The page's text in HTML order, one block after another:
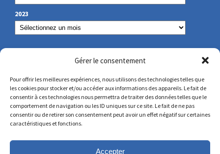
Gérer le consentement
Pour offrir les meilleures expériences, nous utilisons des technologies telles que
les cookies pour stocker et/ou accéder aux informations des appareils. Le fait de
consentir à ces technologies nous permettra de traiter des données telles que le
comportement de navigation ou les ID uniques sur ce site. Le fait de ne pas
consentir ou de retirer son consentement peut avoir un effet négatif sur certaines
caractéristiques et fonctions.
Accepter
2023
NOS COORDONNÉES
secretariat@lamennais.org
protectionenfance@lamennais.org